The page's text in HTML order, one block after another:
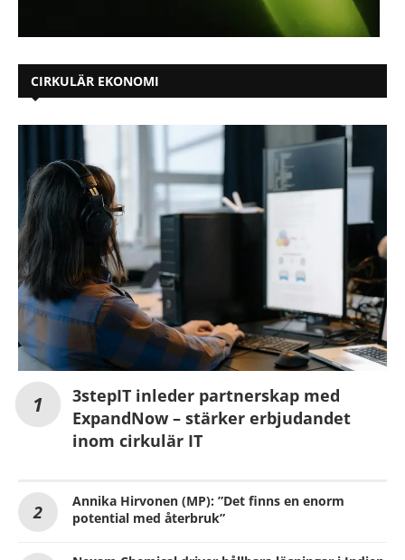
CIRKULÄR EKONOMI
3stepIT inleder partnerskap med
ExpandNow – stärker erbjudandet
inom cirkulär IT
Annika Hirvonen (MP): ”Det finns en enorm
potential med återbruk”